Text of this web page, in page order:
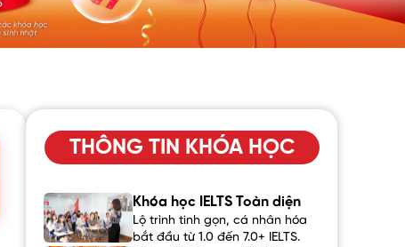
THÔNG TIN KHÓA HỌC
Khóa học IELTS Toàn diện
Lộ trình tinh gọn, cá nhân hóa
bắt đầu từ 1.0 đến 7.0+ IELTS.